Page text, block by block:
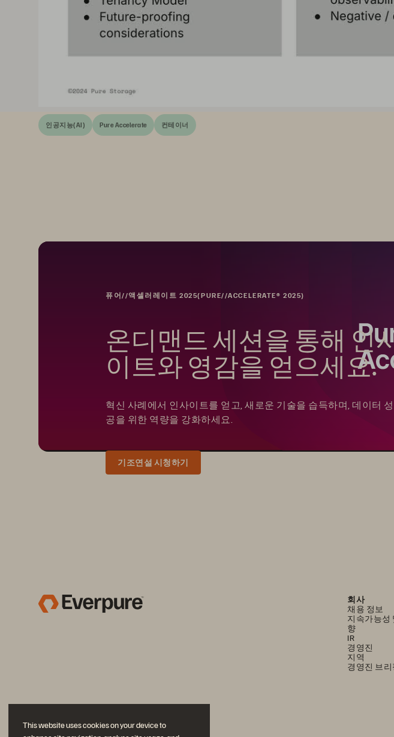
This website uses cookies on your device to
인공지능(AI) Pure Accelerate 컨테이너
퓨어//액셀러레이트 2025(PURE//ACCELERATE® 2025)
온디맨드 세션을 통해 인
이트와 영감을 얻으세요.
혁신 사례에서 인사이트를 얻고, 새로운 기술을 습득하며, 데이터 성
공을 위한 역량을 강화하세요.
기조연설 시청하기
회사
채용 정보
지속가능성
향
IR
경영진
지역
경영진 브리